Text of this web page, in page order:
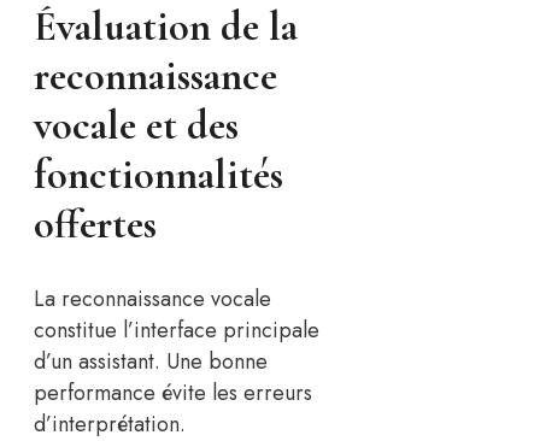
Évaluation de la
reconnaissance
vocale et des
fonctionnalités
offertes
La reconnaissance vocale
constitue l’interface principale
d’un assistant. Une bonne
performance évite les erreurs
d’interprétation.